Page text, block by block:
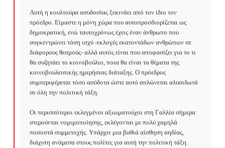
Αυτή η κουλτούρα ασυδοσίας ξεκινάει από τον ίδιο τον
πρόεδρο. Είμαστε η μόνη χώρα που αυτοπροσδιορίζεται ως
δημοκρατική, ενώ ταυτοχρόνως έχεις έναν άνθρωπο που
συγκεντρώνει τόση ισχύ -εκλογές εκατοντάδων ανθρώπων σε
διάφορους θεσμούς- αλλά αυτός είναι που αποφασίζει για το τι
θα συζητάει το κοινοβούλιο, ποια θα είναι τα θέματα της
κοινοβουλευτικής ημερήσιας διάταξης. Ο πρόεδρος
συμπεριφέρεται τόσο ασύδοτα ώστε αυτό απλώνεται αλυσιδωτά
σε όλη την πολιτική τάξη.
Οι περισσότεροι εκλεγμένοι αξιωματούχοι στη Γαλλία σήμερα
στερούνται νομιμοποίησης, εκλέγονται με πολύ χαμηλά
ποσοστά συμμετοχής. Υπάρχει μια βαθιά αίσθηση αηδίας,
διάχυτη ανάμεσα στους πολίτες για αυτή την πολιτική τάξη.